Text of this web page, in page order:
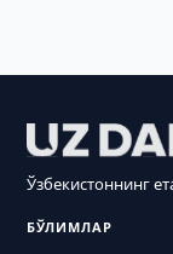
Ўзбекистоннинг
БЎЛИМЛАР